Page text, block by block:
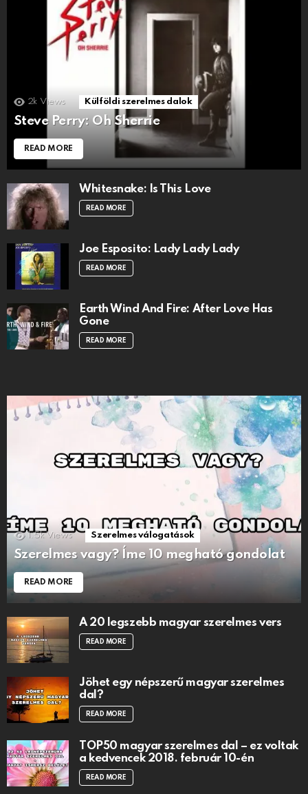
2k Views Külföldi szerelmes dalok
Steve Perry: Oh Sherrie
READ MORE
Whitesnake: Is This Love
READ MORE
Joe Esposito: Lady Lady Lady
READ MORE
Earth Wind And Fire: After Love Has
Gone
READ MORE
1.5k Views Szerelmes válogatások
Szerelmes vagy? Íme 10 megható gondolat
READ MORE
A 20 legszebb magyar szerelmes vers
READ MORE
Jöhet egy népszerű magyar szerelmes
dal?
READ MORE
TOP50 magyar szerelmes dal – ez voltak
a kedvencek 2018. február 10-én
READ MORE